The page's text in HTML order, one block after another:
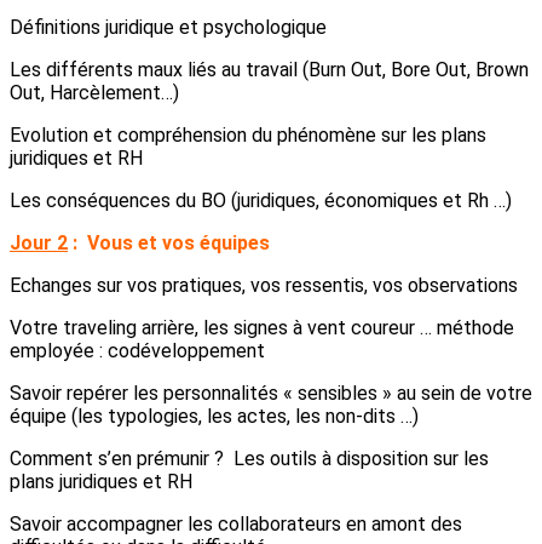
Définitions juridique et psychologique
Les différents maux liés au travail (Burn Out, Bore Out, Brown
Out, Harcèlement…)
Evolution et compréhension du phénomène sur les plans
juridiques et RH
Les conséquences du BO (juridiques, économiques et Rh …)
Jour 2 : Vous et vos équipes
Echanges sur vos pratiques, vos ressentis, vos observations
Votre traveling arrière, les signes à vent coureur … méthode
employée : codéveloppement
Savoir repérer les personnalités « sensibles » au sein de votre
équipe (les typologies, les actes, les non-dits …)
Comment s’en prémunir ? Les outils à disposition sur les
plans juridiques et RH
Savoir accompagner les collaborateurs en amont des